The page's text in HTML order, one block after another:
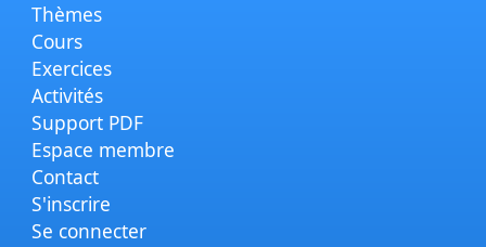
Thèmes
Cours
Exercices
Activités
Support PDF
Espace membre
Contact
S'inscrire
Se connecter